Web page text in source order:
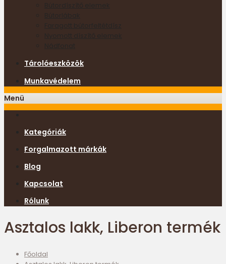
Bútordíszítő elemek
Bútorlábak
Faragott bútorfeltétdísz
Nyomott díszítő elemek
Tárolóeszközök
Munkavédelem
Menü
Kategóriák
Forgalmazott márkák
Blog
Kapcsolat
Rólunk
Asztalos lakk, Liberon termék
Főoldal